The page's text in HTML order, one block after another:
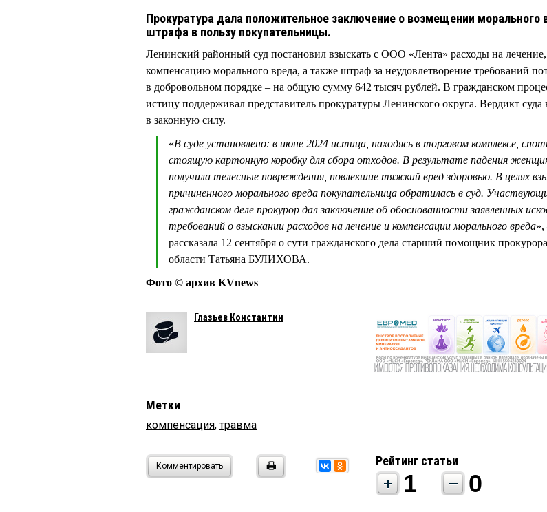
Прокуратура дала положительное заключение о возмещении морального
штрафа в пользу покупательницы.
Ленинский районный суд постановил взыскать с ООО «Лента» расходы на лечение,
компенсацию морального вреда, а также штраф за неудовлетворение требований
в добровольном порядке – на общую сумму 642 тысяч рублей. В гражданском
истицу поддерживал представитель прокуратуры Ленинского округа. Вердикт суда
в законную силу.
«В суде установлено: в июне 2024 истица, находясь в торговом комплексе,
стоящую картонную коробку для сбора отходов. В результате падения
получила телесные повреждения, повлекшие тяжкий вред здоровью. В целях
причиненного морального вреда покупательница обратилась в суд.
гражданском деле прокурор дал заключение об обоснованности заявленных
требований о взыскании расходов на лечение и компенсации морального вреда»,
рассказала 12 сентября о сути гражданского дела старший помощник
области Татьяна БУЛИХОВА.
Фото © архив KVnews
Глазьев Константин
Метки
компенсация,травма
Комментировать Рейтинг статьи
1 0